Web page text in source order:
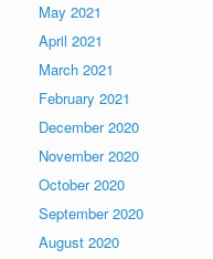
May 2021
April 2021
March 2021
February 2021
December 2020
November 2020
October 2020
September 2020
August 2020